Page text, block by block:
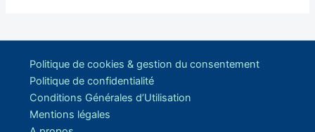
Politique de cookies & gestion du consentement
Politique de confidentialité
Conditions Générales d’Utilisation
Mentions légales